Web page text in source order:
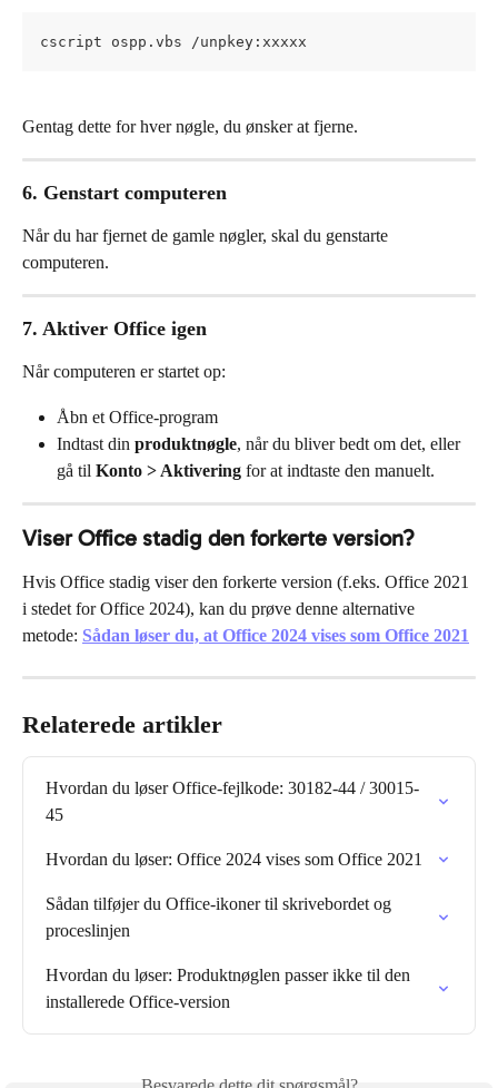
cscript ospp.vbs /unpkey:xxxxx
Gentag dette for hver nøgle, du ønsker at fjerne.
6. Genstart computeren
Når du har fjernet de gamle nøgler, skal du genstarte
computeren.
7. Aktiver Office igen
Når computeren er startet op:
Åbn et Office-program
Indtast din produktnøgle, når du bliver bedt om det, eller
gå til Konto > Aktivering for at indtaste den manuelt.
Viser Office stadig den forkerte version?
Hvis Office stadig viser den forkerte version (f.eks. Office 2021
i stedet for Office 2024), kan du prøve denne alternative
metode: Sådan løser du, at Office 2024 vises som Office 2021
Relaterede artikler
Hvordan du løser Office-fejlkode: 30182-44 / 30015-
45
Hvordan du løser: Office 2024 vises som Office 2021
Sådan tilføjer du Office-ikoner til skrivebordet og
proceslinjen
Hvordan du løser: Produktnøglen passer ikke til den
installerede Office-version